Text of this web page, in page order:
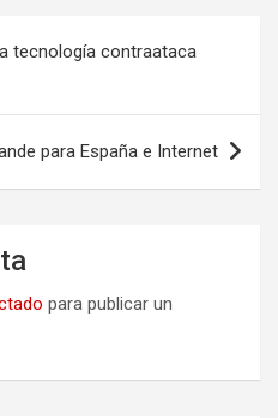
tecnología contraataca
para España e Internet
para publicar un